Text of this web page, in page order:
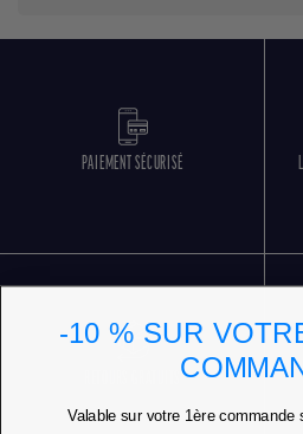
PAIEMENT SÉCURISÉ
-10 % SUR
Valable sur votre 1ère commande